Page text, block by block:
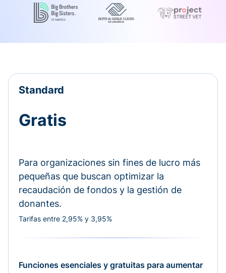
Standard
Gratis
Para organizaciones sin fines de lucro más
pequeñas que buscan optimizar la
recaudación de fondos y la gestión de
donantes.
Tarifas entre 2,95% y 3,95%
Funciones esenciales y gratuitas para aumentar